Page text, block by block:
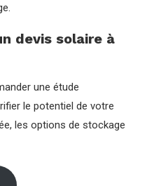
devis solaire à
une étude
le potentiel de votre
les options de stockage